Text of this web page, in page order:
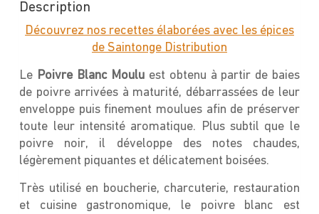
Description
Découvrez nos recettes élaborées avec les épices
de Saintonge Distribution
Le Poivre Blanc Moulu est obtenu à partir de baies
de poivre arrivées à maturité, débarrassées de leur
enveloppe puis finement moulues afin de préserver
toute leur intensité aromatique. Plus subtil que le
poivre noir, il développe des notes chaudes,
légèrement piquantes et délicatement boisées.
Très utilisé en boucherie, charcuterie, restauration
et cuisine gastronomique, le poivre blanc est